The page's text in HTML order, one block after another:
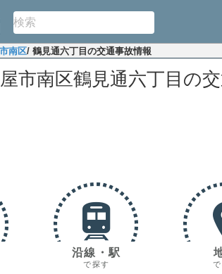
南区/ 鶴見通六丁目の交通事故情報
市南区鶴見通六丁目の
沿線・駅
で探す